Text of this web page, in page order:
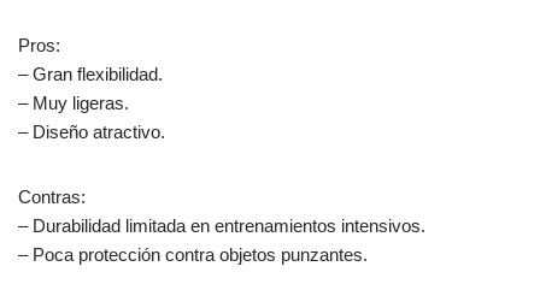
Pros:
– Gran flexibilidad.
– Muy ligeras.
– Diseño atractivo.
Contras:
– Durabilidad limitada en entrenamientos intensivos.
– Poca protección contra objetos punzantes.